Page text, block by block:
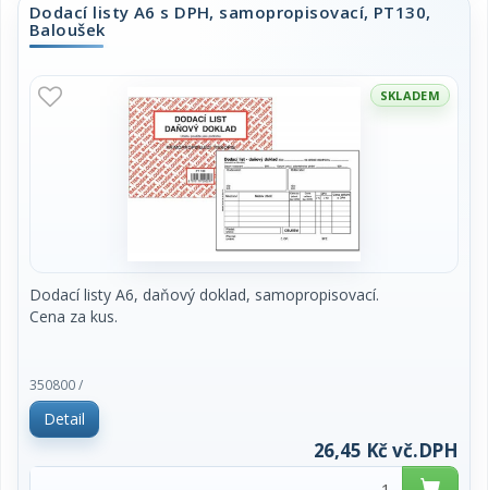
Dodací listy A6 s DPH, samopropisovací, PT130,
Baloušek
SKLADEM
Dodací listy A6, daňový doklad, samopropisovací.
Cena za kus.
350800 /
Detail
26,45 Kč vč.DPH